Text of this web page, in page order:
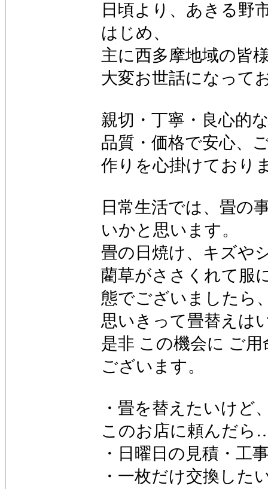
日頃より、あきる野
はじめ、
主に西多摩地域の皆
大変お世話になって
親切・丁寧・良心的
品質・価格で安心、
作りを心掛けており
日常生活では、畳の
いかと思います。
畳の日焼け、キズや
藺草がささくれて服
態でございましたら
思いきって畳替えは
是非 この機会に ご
ございます。
・畳を替えたいけど
このお店に頼んだら
・日曜日の見積・工
・一枚だけ交換し